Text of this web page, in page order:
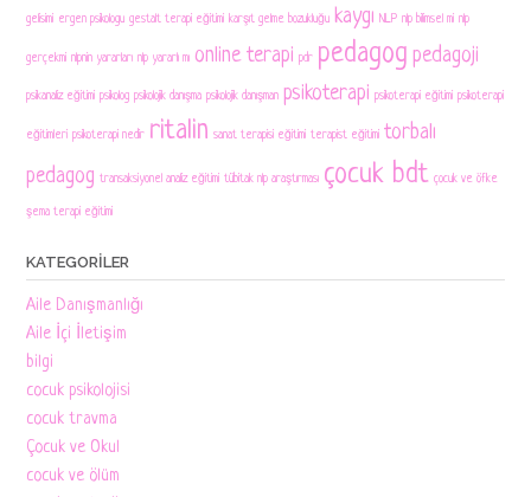
gelisimi ergen psikologu gestalt terapi eğitimi karşıt gelme bozukluğu kaygı NLP nlp bilimsel mi nlp
gerçekmi nlpnin yararları nlp yararlı mı online terapi pdr pedagog pedagoji
psikanaliz eğitimi psikolog psikolojik danışma psikolojik danışman psikoterapi psikoterapi eğitimi psikoterapi
eğitimleri psikoterapi nedir ritalin sanat terapisi eğitimi terapist eğitimi torbalı
pedagog transaksiyonel analiz eğitimi tübitak nlp araştırması çocuk bdt çocuk ve öfke
şema terapi eğitimi
KATEGORILER
Aile Danışmanlığı
Aile İçi İletişim
bilgi
cocuk psikolojisi
cocuk travma
Çocuk ve Okul
cocuk ve ölüm